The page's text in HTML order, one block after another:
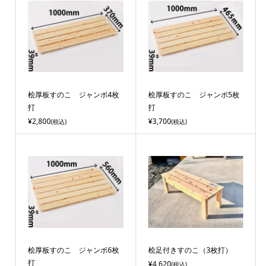
桧厚板すのこ ジャンボ4枚
打
¥2,800(税込)
桧厚板すのこ ジャンボ5枚
打
¥3,700(税込)
桧厚板すのこ ジャンボ6枚
打
桧足付きすのこ（3枚打）